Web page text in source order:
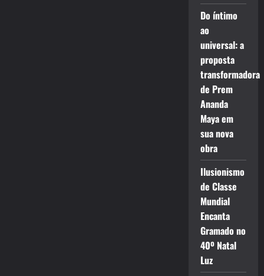
Do íntimo
ao
universal: a
proposta
transformadora
de Prem
Ananda
Maya em
sua nova
obra
Ilusionismo
de Classe
Mundial
Encanta
Gramado no
40º Natal
Luz